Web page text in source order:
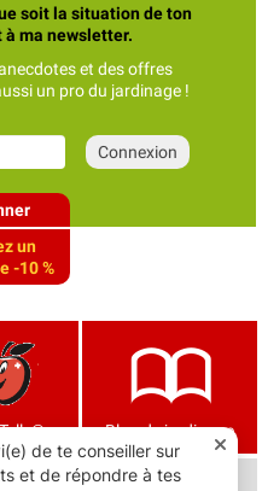
soit la situation de ton
ma newsletter.
et des offres
un pro du jardinage !
un
-10 %
Blog de jardinage